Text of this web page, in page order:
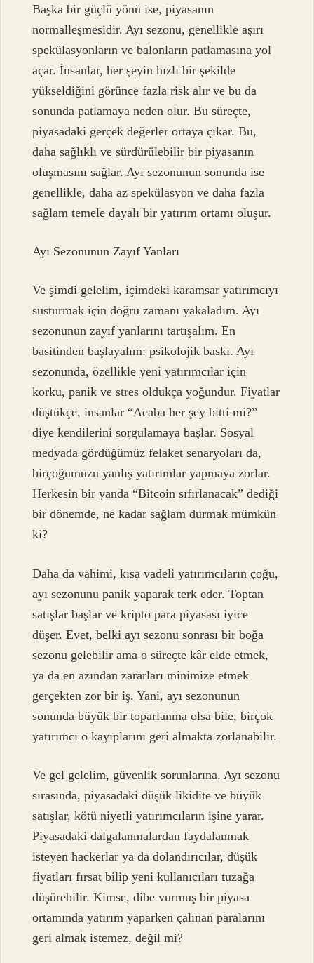
Başka bir güçlü yönü ise, piyasanın
normalleşmesidir. Ayı sezonu, genellikle aşırı
spekülasyonların ve balonların patlamasına yol
açar. İnsanlar, her şeyin hızlı bir şekilde
yükseldiğini görünce fazla risk alır ve bu da
sonunda patlamaya neden olur. Bu süreçte,
piyasadaki gerçek değerler ortaya çıkar. Bu,
daha sağlıklı ve sürdürülebilir bir piyasanın
oluşmasını sağlar. Ayı sezonunun sonunda ise
genellikle, daha az spekülasyon ve daha fazla
sağlam temele dayalı bir yatırım ortamı oluşur.
Ayı Sezonunun Zayıf Yanları
Ve şimdi gelelim, içimdeki karamsar yatırımcıyı
susturmak için doğru zamanı yakaladım. Ayı
sezonunun zayıf yanlarını tartışalım. En
basitinden başlayalım: psikolojik baskı. Ayı
sezonunda, özellikle yeni yatırımcılar için
korku, panik ve stres oldukça yoğundur. Fiyatlar
düştükçe, insanlar “Acaba her şey bitti mi?”
diye kendilerini sorgulamaya başlar. Sosyal
medyada gördüğümüz felaket senaryoları da,
birçoğumuzu yanlış yatırımlar yapmaya zorlar.
Herkesin bir yanda “Bitcoin sıfırlanacak” dediği
bir dönemde, ne kadar sağlam durmak mümkün
ki?
Daha da vahimi, kısa vadeli yatırımcıların çoğu,
ayı sezonunu panik yaparak terk eder. Toptan
satışlar başlar ve kripto para piyasası iyice
düşer. Evet, belki ayı sezonu sonrası bir boğa
sezonu gelebilir ama o süreçte kâr elde etmek,
ya da en azından zararları minimize etmek
gerçekten zor bir iş. Yani, ayı sezonunun
sonunda büyük bir toparlanma olsa bile, birçok
yatırımcı o kayıplarını geri almakta zorlanabilir.
Ve gel gelelim, güvenlik sorunlarına. Ayı sezonu
sırasında, piyasadaki düşük likidite ve büyük
satışlar, kötü niyetli yatırımcıların işine yarar.
Piyasadaki dalgalanmalardan faydalanmak
isteyen hackerlar ya da dolandırıcılar, düşük
fiyatları fırsat bilip yeni kullanıcıları tuzağa
düşürebilir. Kimse, dibe vurmuş bir piyasa
ortamında yatırım yaparken çalınan paralarını
geri almak istemez, değil mi?